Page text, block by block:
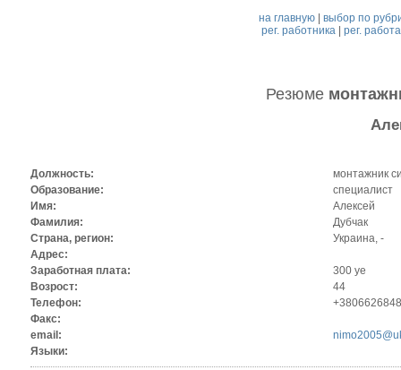
на главную |выбор по
рег. работника| рег.
Резюме
Должность:
монтажник
Образование:
специалист
Имя:
Алексей
Фамилия:
Дубчак
Страна, регион:
Украина, -
Адрес:
Заработная плата:
300 уе
Возрост:
44
Телефон:
Факс:
email:
Языки: